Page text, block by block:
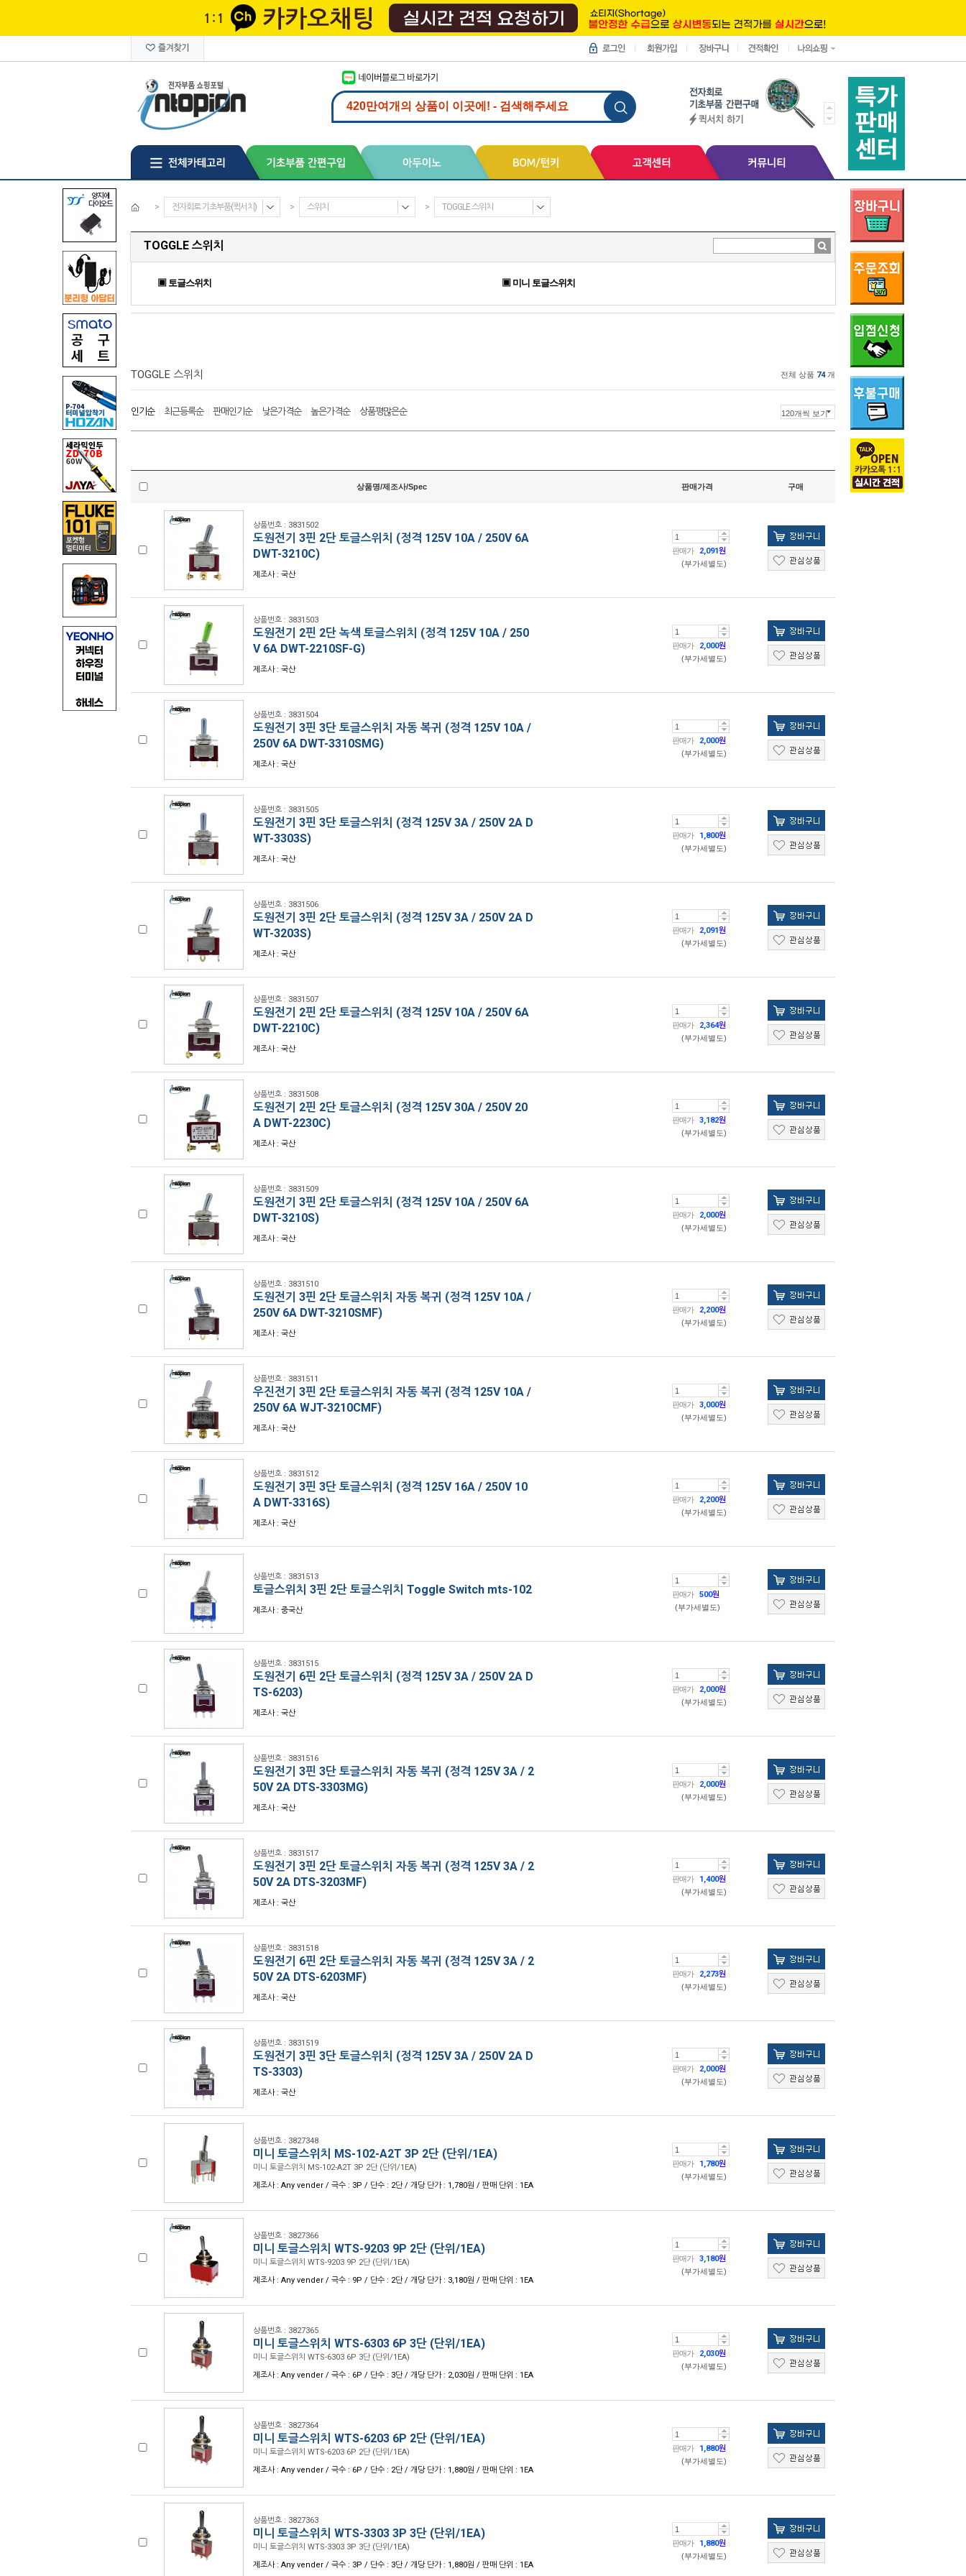
> 전자회로 기초부품(퀵서치) > 스위치 > TOGGLE 스위치
TOGGLE 스위치
▣ 토글스위치 ▣ 미니 토글스위치
TOGGLE 스위치 전체 상품 74개
인기순| 최근등록순| 판매인기순| 낮은가격순| 높은가격순| 상품평많은순
상품명/제조사/Spec 판매가격 구매
상품번호 : 3831502
도원전기 3핀 2단 토글스위치 (정격 125V 10A / 250V 6A
DWT-3210C)
제조사 : 국산
판매가 2,091원
(부가세별도)
상품번호 : 3831503
도원전기 2핀 2단 녹색 토글스위치 (정격 125V 10A / 250
V 6A DWT-2210SF-G)
제조사 : 국산
판매가 2,000원
(부가세별도)
상품번호 : 3831504
도원전기 3핀 3단 토글스위치 자동 복귀 (정격 125V 10A /
250V 6A DWT-3310SMG)
제조사 : 국산
판매가 2,000원
(부가세별도)
상품번호 : 3831505
도원전기 3핀 3단 토글스위치 (정격 125V 3A / 250V 2A D
WT-3303S)
제조사 : 국산
판매가 1,800원
(부가세별도)
상품번호 : 3831506
도원전기 3핀 2단 토글스위치 (정격 125V 3A / 250V 2A D
WT-3203S)
제조사 : 국산
판매가 2,091원
(부가세별도)
상품번호 : 3831507
도원전기 2핀 2단 토글스위치 (정격 125V 10A / 250V 6A
DWT-2210C)
제조사 : 국산
판매가 2,364원
(부가세별도)
상품번호 : 3831508
도원전기 2핀 2단 토글스위치 (정격 125V 30A / 250V 20
A DWT-2230C)
제조사 : 국산
판매가 3,182원
(부가세별도)
상품번호 : 3831509
도원전기 3핀 2단 토글스위치 (정격 125V 10A / 250V 6A
DWT-3210S)
제조사 : 국산
판매가 2,000원
(부가세별도)
상품번호 : 3831510
도원전기 3핀 2단 토글스위치 자동 복귀 (정격 125V 10A /
250V 6A DWT-3210SMF)
제조사 : 국산
판매가 2,200원
(부가세별도)
상품번호 : 3831511
우진전기 3핀 2단 토글스위치 자동 복귀 (정격 125V 10A /
250V 6A WJT-3210CMF)
제조사 : 국산
판매가 3,000원
(부가세별도)
상품번호 : 3831512
도원전기 3핀 3단 토글스위치 (정격 125V 16A / 250V 10
A DWT-3316S)
제조사 : 국산
판매가 2,200원
(부가세별도)
상품번호 : 3831513
토글스위치 3핀 2단 토글스위치 Toggle Switch mts-102
제조사 : 중국산
판매가 500원
(부가세별도)
상품번호 : 3831515
도원전기 6핀 2단 토글스위치 (정격 125V 3A / 250V 2A D
TS-6203)
제조사 : 국산
판매가 2,000원
(부가세별도)
상품번호 : 3831516
도원전기 3핀 3단 토글스위치 자동 복귀 (정격 125V 3A / 2
50V 2A DTS-3303MG)
제조사 : 국산
판매가 2,000원
(부가세별도)
상품번호 : 3831517
도원전기 3핀 2단 토글스위치 자동 복귀 (정격 125V 3A / 2
50V 2A DTS-3203MF)
제조사 : 국산
판매가 1,400원
(부가세별도)
상품번호 : 3831518
도원전기 6핀 2단 토글스위치 자동 복귀 (정격 125V 3A / 2
50V 2A DTS-6203MF)
제조사 : 국산
판매가 2,273원
(부가세별도)
상품번호 : 3831519
도원전기 3핀 3단 토글스위치 (정격 125V 3A / 250V 2A D
TS-3303)
제조사 : 국산
판매가 2,000원
(부가세별도)
상품번호 : 3827348
미니 토글스위치 MS-102-A2T 3P 2단 (단위/1EA)
미니 토글스위치 MS-102-A2T 3P 2단 (단위/1EA)
제조사 : Any vender / 극수 : 3P / 단수 : 2단 / 개당 단가 : 1,780원 / 판매 단위 : 1EA
판매가 1,780원
(부가세별도)
상품번호 : 3827366
미니 토글스위치 WTS-9203 9P 2단 (단위/1EA)
미니 토글스위치 WTS-9203 9P 2단 (단위/1EA)
제조사 : Any vender / 극수 : 9P / 단수 : 2단 / 개당 단가 : 3,180원 / 판매 단위 : 1EA
판매가 3,180원
(부가세별도)
상품번호 : 3827365
미니 토글스위치 WTS-6303 6P 3단 (단위/1EA)
미니 토글스위치 WTS-6303 6P 3단 (단위/1EA)
제조사 : Any vender / 극수 : 6P / 단수 : 3단 / 개당 단가 : 2,030원 / 판매 단위 : 1EA
판매가 2,030원
(부가세별도)
상품번호 : 3827364
미니 토글스위치 WTS-6203 6P 2단 (단위/1EA)
미니 토글스위치 WTS-6203 6P 2단 (단위/1EA)
제조사 : Any vender / 극수 : 6P / 단수 : 2단 / 개당 단가 : 1,880원 / 판매 단위 : 1EA
판매가 1,880원
(부가세별도)
상품번호 : 3827363
미니 토글스위치 WTS-3303 3P 3단 (단위/1EA)
미니 토글스위치 WTS-3303 3P 3단 (단위/1EA)
제조사 : Any vender / 극수 : 3P / 단수 : 3단 / 개당 단가 : 1,880원 / 판매 단위 : 1EA
판매가 1,880원
(부가세별도)